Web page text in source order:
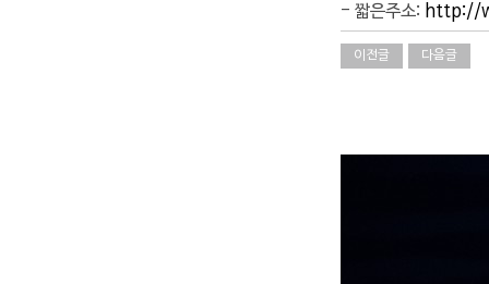
- 짧은주소: http://
이전글 다음글